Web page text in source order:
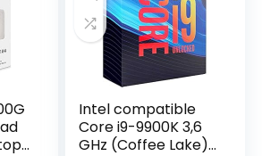
Intel compatible
Core i9-9900K 3,6
GHz (Coffee Lake)